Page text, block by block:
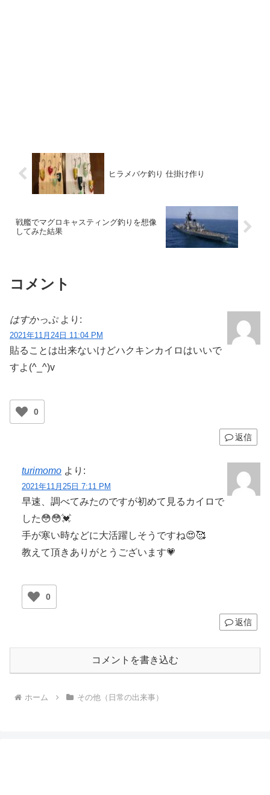
ヒラメバケ釣り 仕掛け作り
戦艦でマグロキャスティング釣りを想像
してみた結果
コメント
はすかっぷ より:
2021年11月24日 11:04 PM
貼ることは出来ないけどハクキンカイロはいいで
すよ(^_^)v
0
返信
turimomo より:
2021年11月25日 7:11 PM
早速、調べてみたのですが初めて見るカイロで
した😳😳💓
手が寒い時などに大活躍しそうですね😍🥰
教えて頂きありがとうございます💗
0
返信
コメントを書き込む
ホーム その他（日常の出来事）